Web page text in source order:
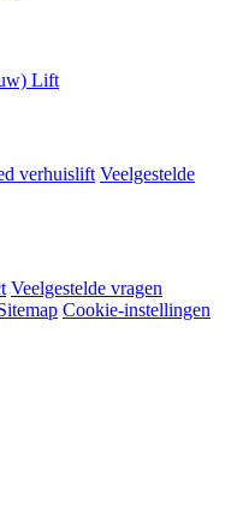
Lift
verhuislift Veelgestelde
Veelgestelde vragen
Cookie-instellingen